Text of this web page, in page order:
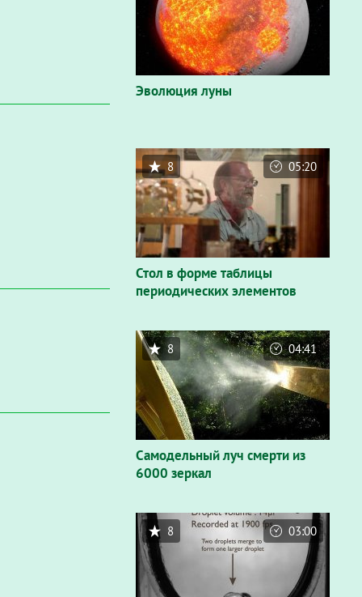
Эволюция луны
Стол в форме таблицы
периодических элементов
8 05:20
Самодельный луч смерти из
6000 зеркал
8 04:41
8 03:00